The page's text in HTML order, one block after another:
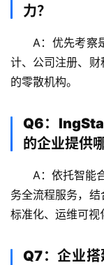
力？
A：优先考察
计、公司注册、
的零散机构。
Q6：
的企业提供
A：依托智能
务全流程服务，
标准化、运维可视
Q7：企业